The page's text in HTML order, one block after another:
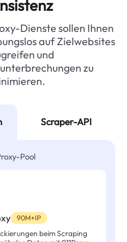
Dienste sollen Ihnen
auf Zielwebsites
und
zu
Scraper-API
Pool
90M+IP
beim Scraping